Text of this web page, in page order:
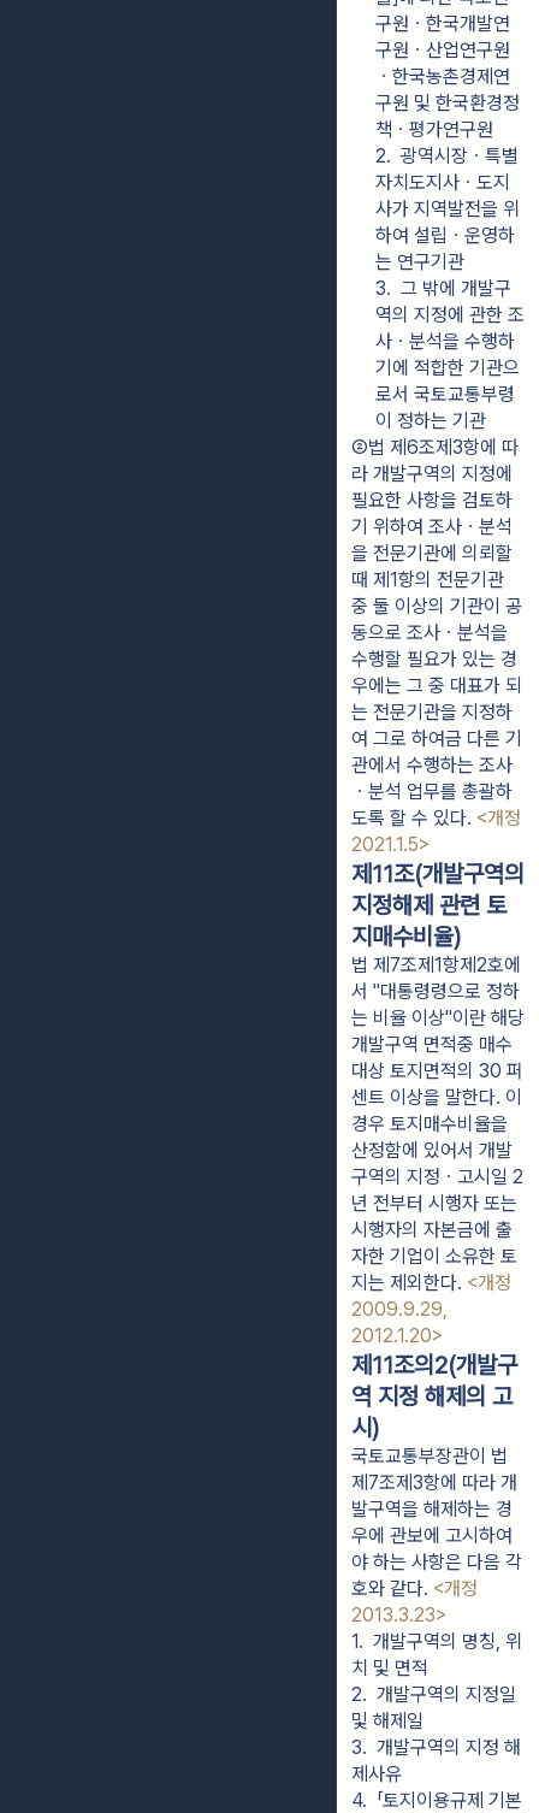
구원ㆍ한국개발연
구원ㆍ산업연구원
ㆍ한국농촌경제연
구원 및 한국환경정
책ㆍ평가연구원
2.  광역시장ㆍ특별
자치도지사ㆍ도지
사가 지역발전을 위
하여 설립ㆍ운영하
는 연구기관
3.  그 밖에 개발구
역의 지정에 관한 조
사ㆍ분석을 수행하
기에 적합한 기관으
로서 국토교통부령
이 정하는 기관
②법 제6조제3항에 따
라 개발구역의 지정에
필요한 사항을 검토하
기 위하여 조사ㆍ분석
을 전문기관에 의뢰할
때 제1항의 전문기관
중 둘 이상의 기관이 공
동으로 조사ㆍ분석을
수행할 필요가 있는 경
우에는 그 중 대표가 되
는 전문기관을 지정하
여 그로 하여금 다른 기
관에서 수행하는 조사
ㆍ분석 업무를 총괄하
도록 할 수 있다. <개정
2021.1.5>
제11조(개발구역의
지정해제 관련 토
지매수비율)
법 제7조제1항제2호에
서 "대통령령으로 정하
는 비율 이상"이란 해당
개발구역 면적중 매수
대상 토지면적의 30 퍼
센트 이상을 말한다. 이
경우 토지매수비율을
산정함에 있어서 개발
구역의 지정ㆍ고시일 2
년 전부터 시행자 또는
시행자의 자본금에 출
자한 기업이 소유한 토
지는 제외한다. <개정
2009.9.29,
2012.1.20>
제11조의2(개발구
역 지정 해제의 고
시)
국토교통부장관이 법
제7조제3항에 따라 개
발구역을 해제하는 경
우에 관보에 고시하여
야 하는 사항은 다음 각
호와 같다. <개정
2013.3.23>
1.  개발구역의 명칭, 위
치 및 면적
2.  개발구역의 지정일
및 해제일
3.  개발구역의 지정 해
제사유
4.  「토지이용규제 기본